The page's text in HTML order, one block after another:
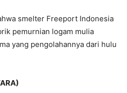
smelter Freeport Indonesia
pemurnian logam mulia
yang pengolahannya dari hulu